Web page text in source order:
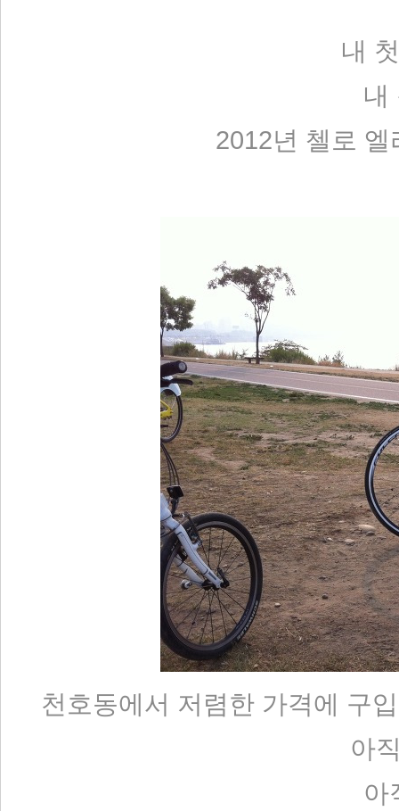
내
내
2012년 첼로
천호동에서 저렴한 가격에 구
아
아